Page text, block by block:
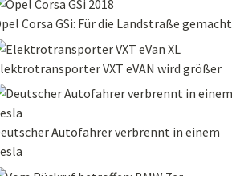
Corsa GSi: Für die Landstraße gemacht
VXT eVAN wird größer
Autofahrer verbrennt in einem